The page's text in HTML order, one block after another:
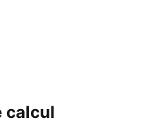
calcul